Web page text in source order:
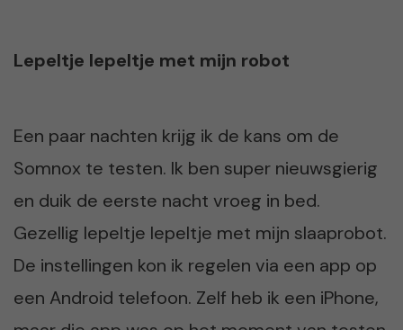
Lepeltje lepeltje met mijn robot
Een paar nachten krijg ik de kans om de
Somnox te testen. Ik ben super nieuwsgierig
en duik de eerste nacht vroeg in bed.
Gezellig lepeltje lepeltje met mijn slaaprobot.
De instellingen kon ik regelen via een app op
een Android telefoon. Zelf heb ik een iPhone,